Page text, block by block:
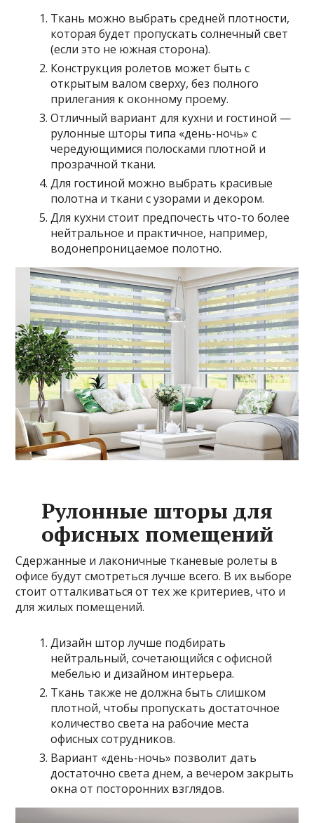
Ткань можно выбрать средней плотности,
которая будет пропускать солнечный свет
(если это не южная сторона).
Конструкция ролетов может быть с
открытым валом сверху, без полного
прилегания к оконному проему.
Отличный вариант для кухни и гостиной —
рулонные шторы типа «день-ночь» с
чередующимися полосками плотной и
прозрачной ткани.
Для гостиной можно выбрать красивые
полотна и ткани с узорами и декором.
Для кухни стоит предпочесть что-то более
нейтральное и практичное, например,
водонепроницаемое полотно.
Рулонные шторы для
офисных помещений
Сдержанные и лаконичные тканевые ролеты в
офисе будут смотреться лучше всего. В их выборе
стоит отталкиваться от тех же критериев, что и
для жилых помещений.
Дизайн штор лучше подбирать
нейтральный, сочетающийся с офисной
мебелью и дизайном интерьера.
Ткань также не должна быть слишком
плотной, чтобы пропускать достаточное
количество света на рабочие места
офисных сотрудников.
Вариант «день-ночь» позволит дать
достаточно света днем, а вечером закрыть
окна от посторонних взглядов.